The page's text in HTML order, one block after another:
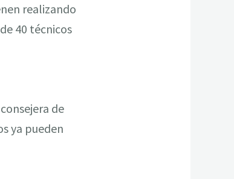
realizando
40 técnicos
de
ya pueden